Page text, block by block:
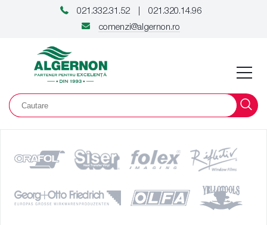
021.332.31.52
021.320.14.96
comenzi@algernon.ro